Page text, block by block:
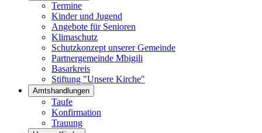
Termine
Kinder und Jugend
Angebote für Senioren
Klimaschutz
Schutzkonzept unserer Gemeinde
Partnergemeinde Mbigili
Basarkreis
Stiftung "Unsere Kirche"
Amtshandlungen
Taufe
Konfirmation
Trauung